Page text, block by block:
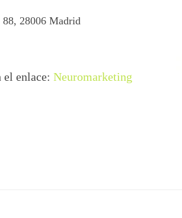
28006 Madrid
el enlace: Neuromarketing